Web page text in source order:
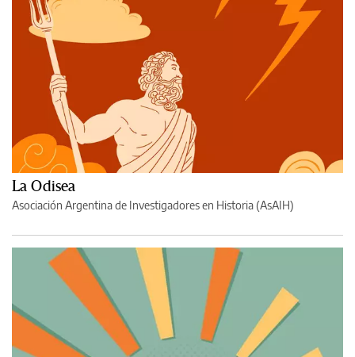
La Odisea
Asociación Argentina de Investigadores en Historia (AsAIH)